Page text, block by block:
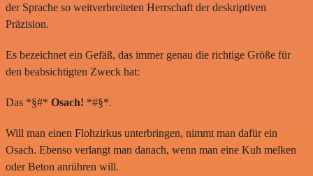
der Sprache so weitverbreiteten Herrschaft der deskriptiven
Präzision.
Es bezeichnet ein Gefäß, das immer genau die richtige Größe für
den beabsichtigten Zweck hat:
Das *§#* Osach! *#§*.
Will man einen Flohzirkus unterbringen, nimmt man dafür ein
Osach. Ebenso verlangt man danach, wenn man eine Kuh melken
oder Beton anrühren will.